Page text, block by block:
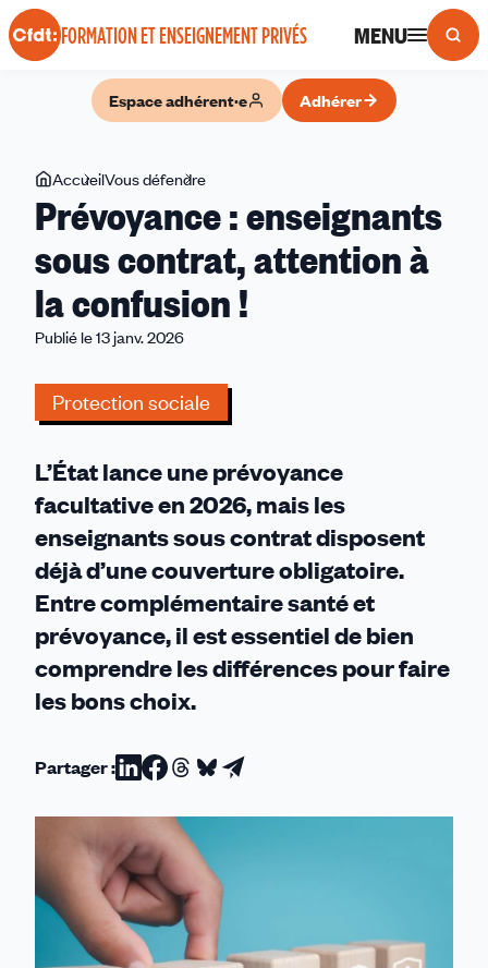
Panneau de gestion des cookies
FORMATION ET ENSEIGNEMENT PRIVÉS MENU
Espace adhérent·e Adhérer
Vous
êtes
ici
AccueilVous défendre
:
enseignants
sous
contrat,
attention
confusion
!
Prévoyance : enseignants
sous contrat, attention à
la confusion !
Publié le 13 janv. 2026
Protection sociale
L’État lance une prévoyance
facultative en 2026, mais les
enseignants sous contrat disposent
déjà d’une couverture obligatoire.
Entre complémentaire santé et
prévoyance, il est essentiel de bien
comprendre les différences pour faire
les bons choix.
Partager :Partager
sur
Linkedin
Partager
sur
Facebook
Partager
sur
Threads
Partager
sur
Bluesky
Partager
par